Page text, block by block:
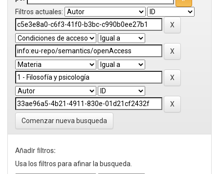
Filtros actuales:
Comenzar nueva busqueda
Añadir filtros:
Usa los filtros para afinar la busqueda.